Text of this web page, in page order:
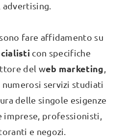
advertising.
fare affidamento su
con specifiche
del web marketing
servizi studiati
delle singole esigenze
imprese, professionisti,
e negozi.